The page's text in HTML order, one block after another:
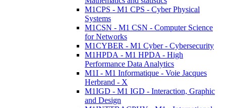
M1CPS - M1 CPS - Cyber Physical
Systems
M1CSN - M1 CSN - Computer Science
for Networks
M1CYBER - M1 Cyber - Cybersecurity
M1HPDA - M1 HPDA - High
Performance Data Analytics
M1I - M1 Informatique - Voie Jacques
Herbrand - X
M1IGD - M1 IGD - Interaction, Graphic
and Design